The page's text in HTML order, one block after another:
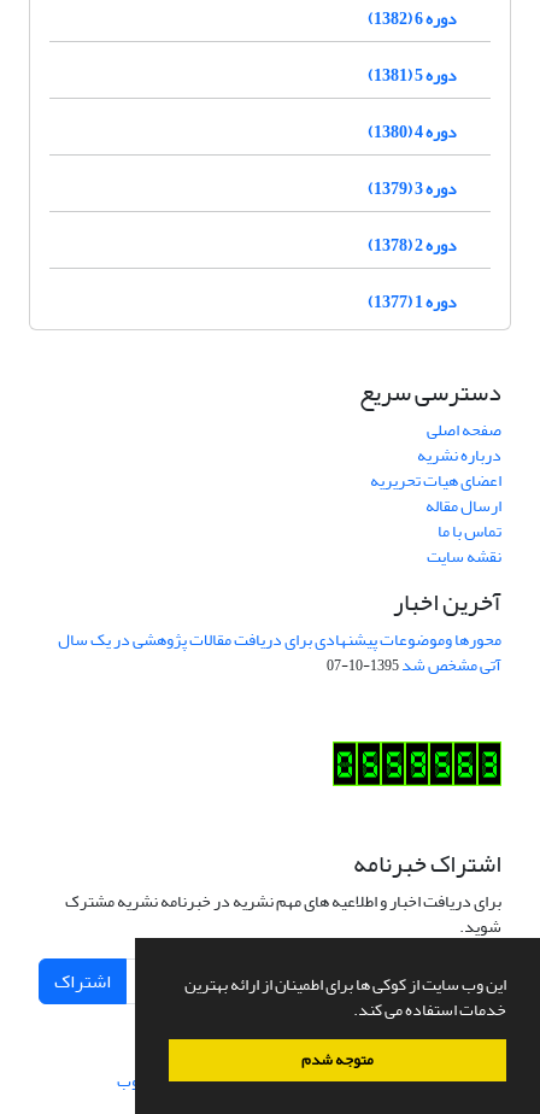
این وب سایت از کوکی ها برای اطمینان از ارائه بهترین
خدمات استفاده می کند.
متوجه شدم
دوره 6 (1382)
دوره 5 (1381)
دوره 4 (1380)
دوره 3 (1379)
دوره 2 (1378)
دوره 1 (1377)
دسترسی سریع
صفحه اصلی
درباره نشریه
اعضای هیات تحریریه
ارسال مقاله
تماس با ما
نقشه سایت
آخرین اخبار
محورها وموضوعات پیشنهادی برای دریافت مقالات پژوهشی در یک سال
آتی مشخص شد1395-10-07
اشتراک خبرنامه
برای دریافت اخبار و اطلاعیه های مهم نشریه در خبرنامه نشریه مشترک
شوید.
اشتراک
سامانه مدیریت نشریات علمی.طراحی و پیاده سازی از سیناوب